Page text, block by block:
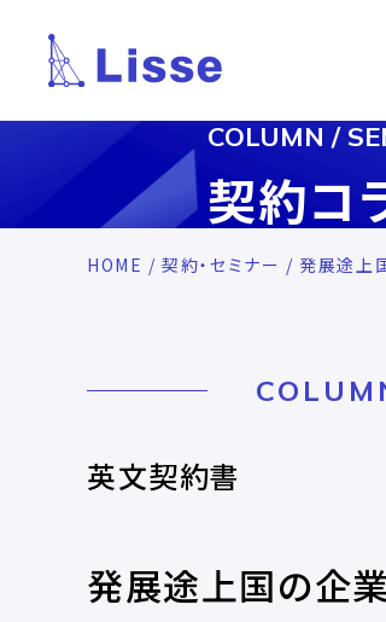
COLUMN /
契約コ
HOME /契約・セミナー / 発展途上
英文契約書
発展途上国の企